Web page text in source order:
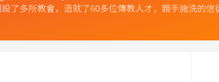
多所教會，造就了60多位傳教人才，親手施洗的信